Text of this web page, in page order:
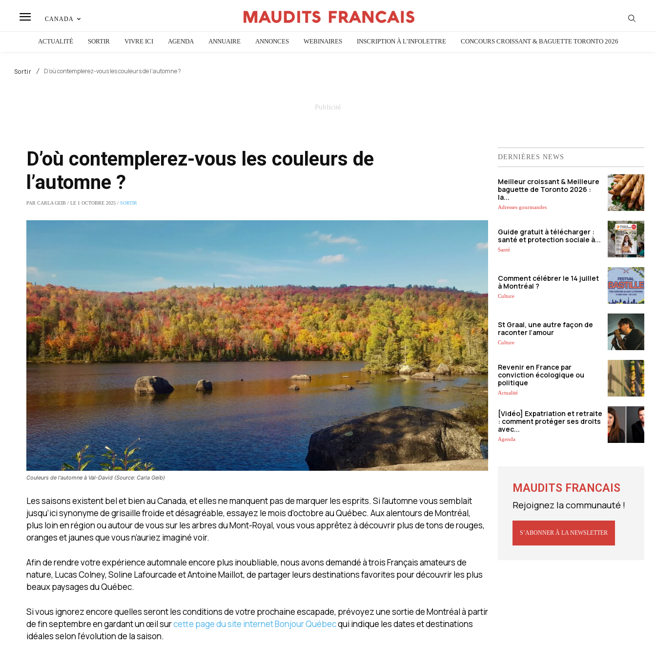
CANADA
ACTUALITÉ SORTIR VIVRE ICI AGENDA ANNUAIRE ANNONCES WEBINAIRES INSCRIPTION À L’INFOLETTRE CONCOURS CROISSANT & BAGUETTE TORONTO 2026
Sortir D’où contemplerez-vous les couleurs de l’automne ?
D’où contemplerez-vous les couleurs de
l’automne ?
PAR CARLA GEIB / LE 1 OCTOBRE 2025 / SORTIR
Couleurs de l'automne à Val-David (Source: Carla Geib)
Les saisons existent bel et bien au Canada, et elles ne manquent pas de marquer les esprits. Si l’automne vous semblait
jusqu’ici synonyme de grisaille froide et désagréable, essayez le mois d’octobre au Québec. Aux alentours de Montréal,
plus loin en région ou autour de vous sur les arbres du Mont-Royal, vous vous apprêtez à découvrir plus de tons de rouges,
oranges et jaunes que vous n’auriez imaginé voir.
Afin de rendre votre expérience automnale encore plus inoubliable, nous avons demandé à trois Français amateurs de
nature, Lucas Colney, Soline Lafourcade et Antoine Maillot, de partager leurs destinations favorites pour découvrir les plus
beaux paysages du Québec.
Si vous ignorez encore quelles seront les conditions de votre prochaine escapade, prévoyez une sortie de Montréal à partir
de fin septembre en gardant un œil surcette page du site internet Bonjour Québecqui indique les dates et destinations
idéales selon l’évolution de la saison.
DERNIÈRES NEWS
Meilleur croissant & Meilleure
baguette de Toronto 2026 :
la...
Adresses gourmandes
Guide gratuit à télécharger :
santé et protection sociale à...
Santé
Comment célébrer le 14 juillet
à Montréal ?
Culture
St Graal, une autre façon de
raconter l’amour
Culture
Revenir en France par
conviction écologique ou
politique
Actualité
[Vidéo] Expatriation et retraite
: comment protéger ses droits
avec...
Agenda
MAUDITS FRANCAIS
Rejoignez la communauté !
S’ABONNER À LA NEWSLETTER